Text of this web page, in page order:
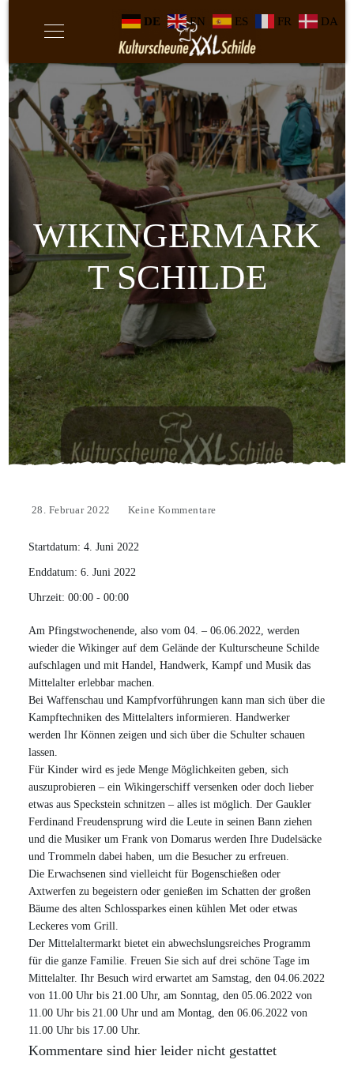
WIKINGERMARK
T SCHILDE
28. Februar 2022 Keine Kommentare
Startdatum:4. Juni 2022
Enddatum:6. Juni 2022
Uhrzeit:00:00 - 00:00
Am Pfingstwochenende, also vom 04. – 06.06.2022, werden
wieder die Wikinger auf dem Gelände der Kulturscheune Schilde
aufschlagen und mit Handel, Handwerk, Kampf und Musik das
Mittelalter erlebbar machen.
Bei Waffenschau und Kampfvorführungen kann man sich über die
Kampftechniken des Mittelalters informieren. Handwerker
werden Ihr Können zeigen und sich über die Schulter schauen
lassen.
Für Kinder wird es jede Menge Möglichkeiten geben, sich
auszuprobieren – ein Wikingerschiff versenken oder doch lieber
etwas aus Speckstein schnitzen – alles ist möglich. Der Gaukler
Ferdinand Freudensprung wird die Leute in seinen Bann ziehen
und die Musiker um Frank von Domarus werden Ihre Dudelsäcke
und Trommeln dabei haben, um die Besucher zu erfreuen.
Die Erwachsenen sind vielleicht für Bogenschießen oder
Axtwerfen zu begeistern oder genießen im Schatten der großen
Bäume des alten Schlossparkes einen kühlen Met oder etwas
Leckeres vom Grill.
Der Mittelaltermarkt bietet ein abwechslungsreiches Programm
für die ganze Familie. Freuen Sie sich auf drei schöne Tage im
Mittelalter. Ihr Besuch wird erwartet am Samstag, den 04.06.2022
von 11.00 Uhr bis 21.00 Uhr, am Sonntag, den 05.06.2022 von
11.00 Uhr bis 21.00 Uhr und am Montag, den 06.06.2022 von
11.00 Uhr bis 17.00 Uhr.
Kommentare sind hier leider nicht gestattet
DE EN ES FR DA